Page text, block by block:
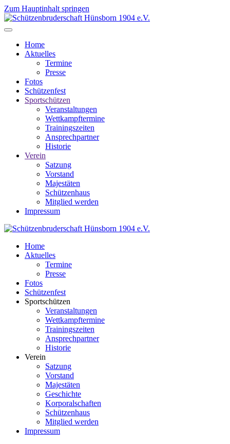
Zum Hauptinhalt springen
Home
Aktuelles
Termine
Presse
Fotos
Schützenfest
Sportschützen
Veranstaltungen
Wettkampftermine
Trainingszeiten
Ansprechpartner
Historie
Verein
Satzung
Vorstand
Majestäten
Schützenhaus
Mitglied werden
Impressum
Home
Aktuelles
Termine
Presse
Fotos
Schützenfest
Sportschützen
Veranstaltungen
Wettkampftermine
Trainingszeiten
Ansprechpartner
Historie
Verein
Satzung
Vorstand
Majestäten
Geschichte
Korporalschaften
Schützenhaus
Mitglied werden
Impressum